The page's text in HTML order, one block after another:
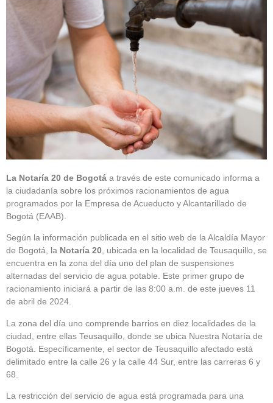
La Notaría 20 de Bogotá a través de este comunicado informa a
la ciudadanía sobre los próximos racionamientos de agua
programados por la Empresa de Acueducto y Alcantarillado de
Bogotá (EAAB).
Según la información publicada en el sitio web de la Alcaldía Mayor
de Bogotá, la Notaría 20, ubicada en la localidad de Teusaquillo, se
encuentra en la zona del día uno del plan de suspensiones
alternadas del servicio de agua potable. Este primer grupo de
racionamiento iniciará a partir de las 8:00 a.m. de este jueves 11
de abril de 2024.
La zona del día uno comprende barrios en diez localidades de la
ciudad, entre ellas Teusaquillo, donde se ubica Nuestra Notaría de
Bogotá. Específicamente, el sector de Teusaquillo afectado está
delimitado entre la calle 26 y la calle 44 Sur, entre las carreras 6 y
68.
La restricción del servicio de agua está programada para una